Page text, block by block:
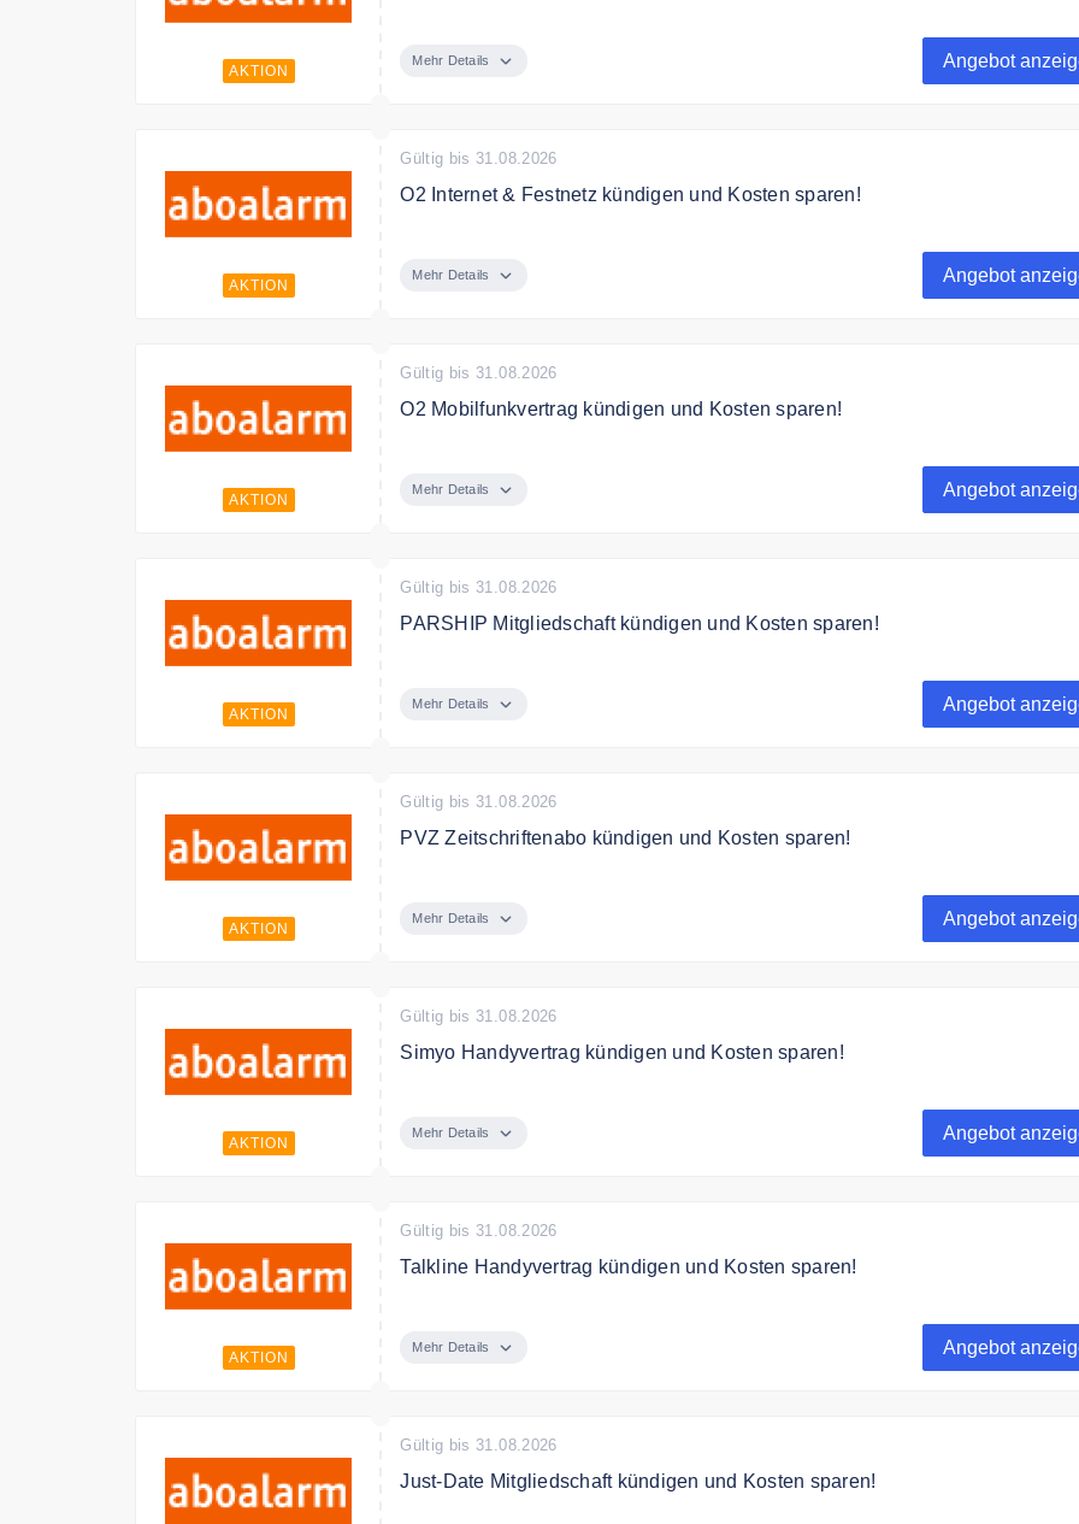
AKTION
Mehr Details Angebot
AKTION
Gültig bis 31.08.2026
O2 Internet & Festnetz kündigen und Kosten sparen!
Mehr Details Angebot
AKTION
Gültig bis 31.08.2026
O2 Mobilfunkvertrag kündigen und Kosten sparen!
Mehr Details Angebot
AKTION
Gültig bis 31.08.2026
PARSHIP Mitgliedschaft kündigen und Kosten sparen!
Mehr Details Angebot
AKTION
Gültig bis 31.08.2026
PVZ Zeitschriftenabo kündigen und Kosten sparen!
Mehr Details Angebot
AKTION
Gültig bis 31.08.2026
Simyo Handyvertrag kündigen und Kosten sparen!
Mehr Details Angebot
AKTION
Gültig bis 31.08.2026
Talkline Handyvertrag kündigen und Kosten sparen!
Mehr Details Angebot
Gültig bis 31.08.2026
Just-Date Mitgliedschaft kündigen und Kosten sparen!